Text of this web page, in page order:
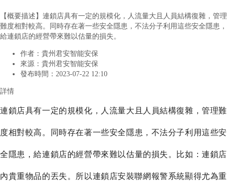
【概要描述】 連鎖店具有一定的規模化，人流量大且人員結構復雜，管理
難度相對較高。同時存在著一些安全隱患，不法分子利用這些安全隱患，
給連鎖店的經營帶來難以估量的損失。
作者： 貴州君安智能安保
來源： 貴州君安智能安保
發布時間： 2023-07-22 12:10
詳情
連鎖店具有一定的規模化，人流量大且人員結構復雜，管理難
度相對較高 。同時存在著一些安全隱患，不法分子利用這些安
全隱患，給連鎖店的經營帶來難以估量的損失。比如：連鎖店
內貴重物品的丟失。所以連鎖店安裝聯網報警系統顯得尤為重